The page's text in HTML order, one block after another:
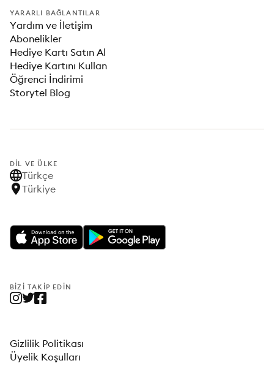
YARARLI BAĞLANTILAR
Yardım ve İletişim
Abonelikler
Hediye Kartı Satın Al
Hediye Kartını Kullan
Öğrenci İndirimi
Storytel Blog
DIL VE ÜLKE
Türkçe
Türkiye
BIZI TAKIP EDIN
Gizlilik Politikası
Üyelik Koşulları